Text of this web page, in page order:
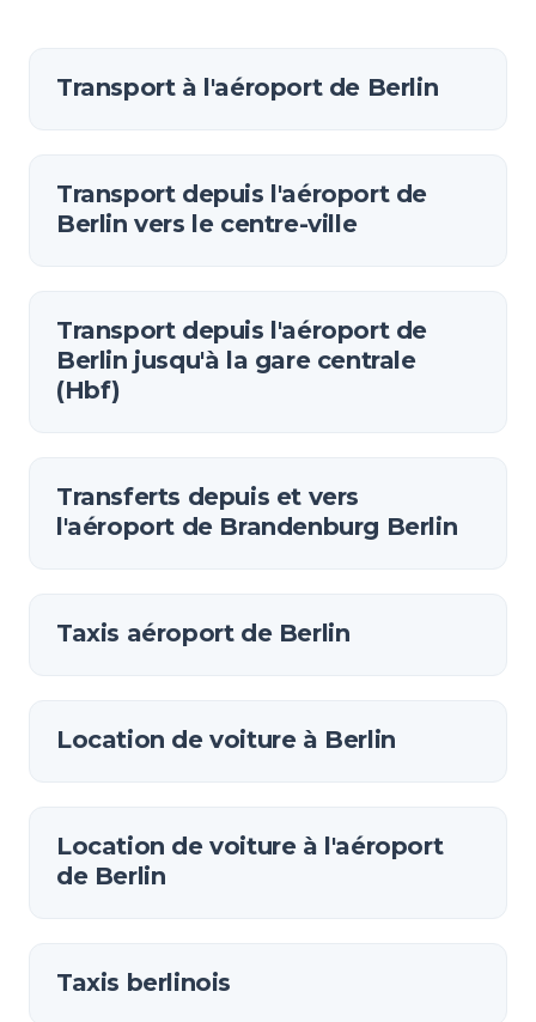
Transport à l'aéroport de Berlin
Transport depuis l'aéroport de
Berlin vers le centre-ville
Transport depuis l'aéroport de
Berlin jusqu'à la gare centrale
(Hbf)
Transferts depuis et vers
l'aéroport de Brandenburg Berlin
Taxis aéroport de Berlin
Location de voiture à Berlin
Location de voiture à l'aéroport
de Berlin
Taxis berlinois